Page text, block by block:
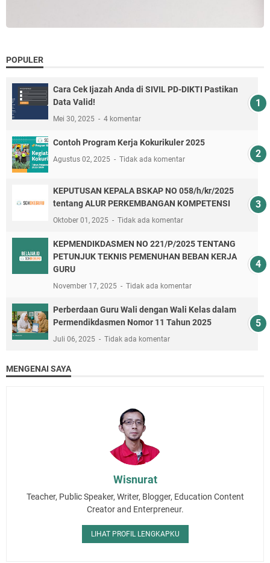
POPULER
Cara Cek Ijazah Anda di SIVIL PD-DIKTI Pastikan
Data Valid!
Mei 30, 2025 4 komentar
Contoh Program Kerja Kokurikuler 2025
Agustus 02, 2025 Tidak ada komentar
KEPUTUSAN KEPALA BSKAP NO 058/h/kr/2025
tentang ALUR PERKEMBANGAN KOMPETENSI
Oktober 01, 2025 Tidak ada komentar
KEPMENDIKDASMEN NO 221/P/2025 TENTANG
PETUNJUK TEKNIS PEMENUHAN BEBAN KERJA
GURU
November 17, 2025 Tidak ada komentar
Perberdaan Guru Wali dengan Wali Kelas dalam
Permendikdasmen Nomor 11 Tahun 2025
Juli 06, 2025 Tidak ada komentar
MENGENAI SAYA
Wisnurat
Teacher, Public Speaker, Writer, Blogger, Education Content
Creator and Enterpreneur.
LIHAT PROFIL LENGKAPKU